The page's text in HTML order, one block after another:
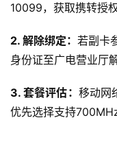
10099，获取携转授
2. 解除绑定： 若副卡
身份证至广电营业厅
3. 套餐评估： 移动网
优先选择支持